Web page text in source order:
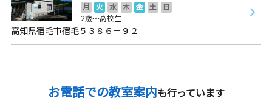
月 火 水 木 金 土
日
2歳～高校生
高知県宿毛市宿毛５３８６－９２
お電話での教室案内も行っています